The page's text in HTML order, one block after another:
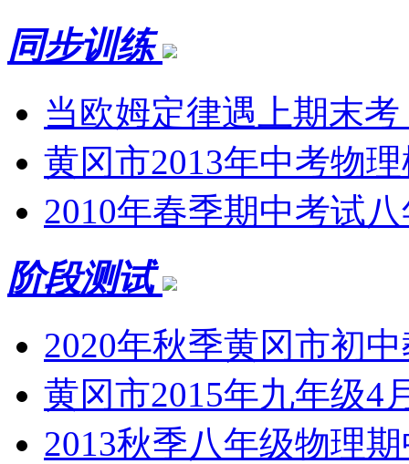
同步训练
当欧姆定律遇上期末
黄冈市2013年中考物
2010年春季期中考试
阶段测试
2020年秋季黄冈市初
黄冈市2015年九年级4
2013秋季八年级物理